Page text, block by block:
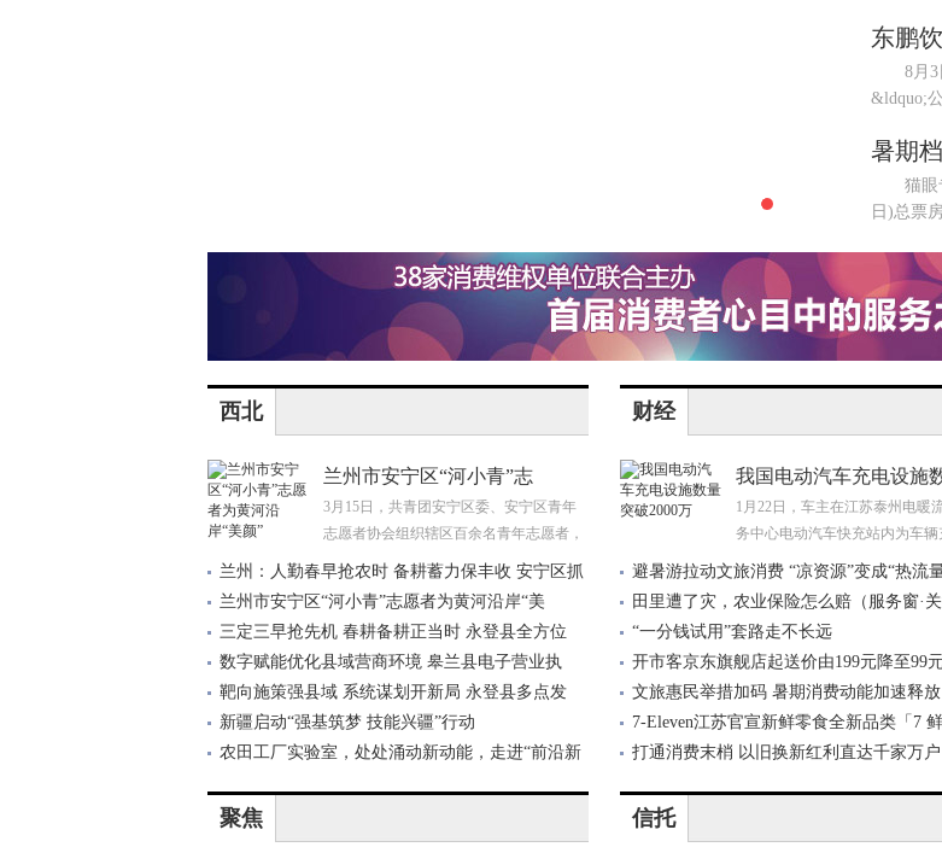
东鹏
8月3日
&ldquo;
暑期
猫眼专
日)总票
西北
兰州市安宁区“河小青”志
3月15日，共青团安宁区委、安宁区青年
志愿者协会组织辖区百余名青年志愿者，
在
兰州：人勤春早抢农时 备耕蓄力保丰收 安宁区抓
兰州市安宁区“河小青”志愿者为黄河沿岸“美
三定三早抢先机 春耕备耕正当时 永登县全方位
数字赋能优化县域营商环境 皋兰县电子营业执
靶向施策强县域 系统谋划开新局 永登县多点发
新疆启动“强基筑梦 技能兴疆”行动
农田工厂实验室，处处涌动新动能，走进“前沿新
财经
我国电动汽车充电设施
1月22日，车主在江苏泰州电暖
务中心电动汽车快充站内为车辆
人
避暑游拉动文旅消费 “凉资源”变成“热流
田里遭了灾，农业保险怎么赔（服务窗·
安
“一分钱试用”套路走不长远
开市客京东旗舰店起送价由199元降至99
文旅惠民举措加码 暑期消费动能加速释放
7-Eleven江苏官宣新鲜零食全新品类「7
打通消费末梢 以旧换新红利直达千家万户
聚焦 信托